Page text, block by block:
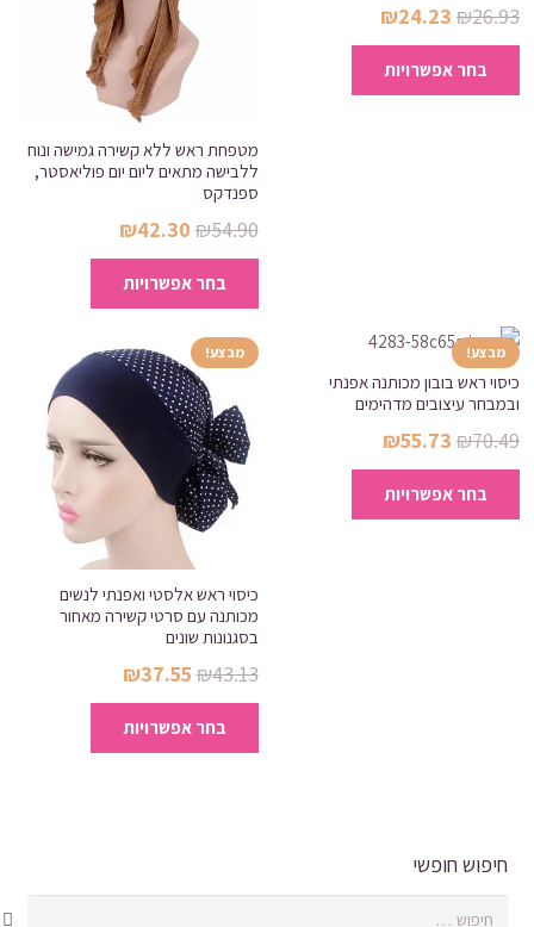
₪26.93
המחיר
המקורי
היה:
₪26.93.
₪24.23
הנוכחי
₪24.23.
בחר אפשרויות
מטפחת ראש ללא קשירה גמישה ונוח
ללבישה מתאים ליום יום פוליאסטר,
ספנדקס
₪54.90
המחיר
המקורי
היה:
₪54.90.
₪42.30
הנוכחי
₪42.30.
בחר אפשרויות
סוגים.
לבחור
את
האפשרויות
בעמוד
המוצר
מבצע!
כיסוי ראש בובון מכותנה אפנתי
ובמבחר עיצובים מדהימים
₪70.49
המחיר
המקורי
היה:
₪70.49.
₪55.73
הנוכחי
₪55.73.
בחר אפשרויות
מבצע!
כיסוי ראש אלסטי ואפנתי לנשים
מכותנה עם סרטי קשירה מאחור
בסגנונות שונים
₪43.13
המחיר
המקורי
היה:
₪43.13.
₪37.55
הנוכחי
הוא:
₪37.55.
בחר אפשרויות
חיפוש חופשי